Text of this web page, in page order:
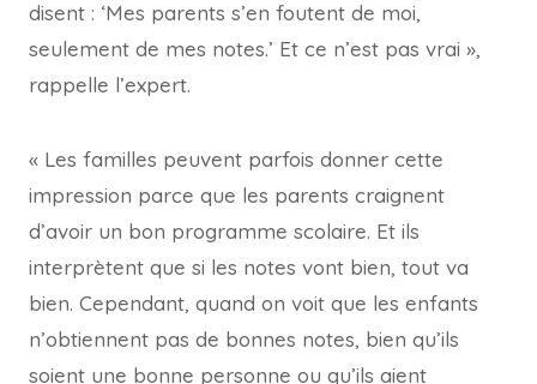
disent : ‘Mes parents s’en foutent de moi,
seulement de mes notes.’ Et ce n’est pas vrai »,
rappelle l’expert.
« Les familles peuvent parfois donner cette
impression parce que les parents craignent
d’avoir un bon programme scolaire. Et ils
interprètent que si les notes vont bien, tout va
bien. Cependant, quand on voit que les enfants
n’obtiennent pas de bonnes notes, bien qu’ils
soient une bonne personne ou qu’ils aient